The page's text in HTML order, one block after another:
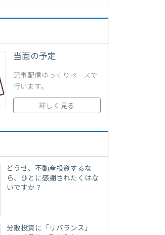
当面の予定
記事配信ゆっくりペースで
行います。
詳しく見る
どうせ、不動産投資するな
ら、ひとに感謝されたくはな
いですか？
分散投資に「リバランス」